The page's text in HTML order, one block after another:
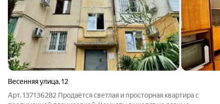
Весенняя улица,12
Арт. 137136282 Продаётся светлая и просторная квартира с